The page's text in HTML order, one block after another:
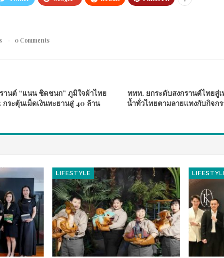
0 Comments
านต์ “แนน ชิดชนก” ภูมิใจผ้าไทย
ระตุ้นเม็ดเงินทะยานสู่ 40 ล้าน
ททท. ยกระดับสงกรานต์ไทยสู่
น้ำทั่วไทยตามลายแทงกับกิจก
LIFESTYLE